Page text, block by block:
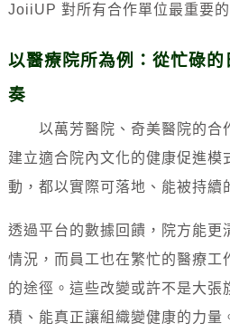
JoiiUP 對所有合作單位最重要的
以醫療院所為例：從忙碌
奏
以萬芳醫院、奇美醫院的合
建立適合院內文化的健康促進模
動，都以實際可落地、能被持續
透過平台的數據回饋，院方能更
情況，而員工也在繁忙的醫療工
的途徑。這些改變或許不是大張
積、能真正讓組織變健康的力量